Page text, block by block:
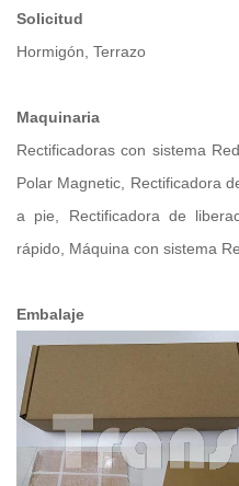
Solicitud
Hormigón, Terrazo
Maquinaria
Rectificadoras con sistema
Polar Magnetic, Rectificadora
a pie, Rectificadora de
rápido, Máquina con sistema
Embalaje